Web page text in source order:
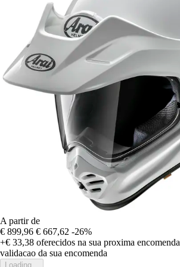
A partir de
€ 899,96 € 667,62 -26%
+€ 33,38 oferecidos na sua proxima encomenda
validacao da sua encomenda
Loading...